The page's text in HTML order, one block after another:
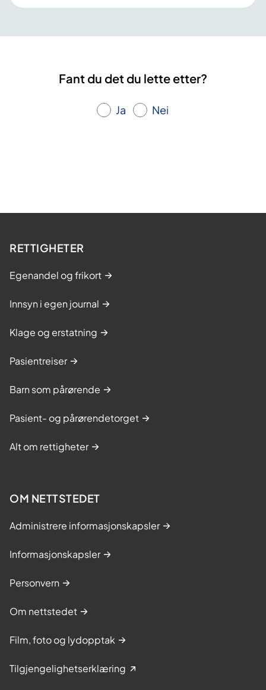
Fant du det du lette etter?
Ja Nei
RETTIGHETER
Egenandel og frikort
Innsyn i egen journal
Klage og erstatning
Pasientreiser
Barn som pårørende
Pasient- og pårørendetorget
Alt om rettigheter
OM NETTSTEDET
Administrere informasjonskapsler
Informasjonskapsler
Personvern
Om nettstedet
Film, foto og lydopptak
Tilgjengelighetserklæring